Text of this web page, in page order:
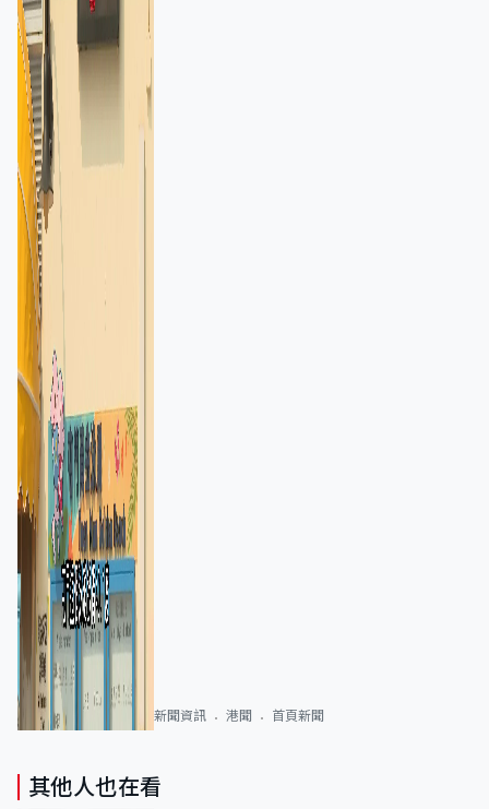
新聞資訊 港聞 首頁新聞
其他人也在看